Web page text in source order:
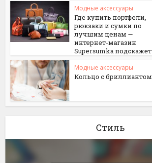
Модные аксессуары
Где купить портфели,
рюкзаки и сумки по
лучшим ценам —
интернет-магазин
Supersumka подскажет
Модные аксессуары
Кольцо с бриллиантом
Стиль